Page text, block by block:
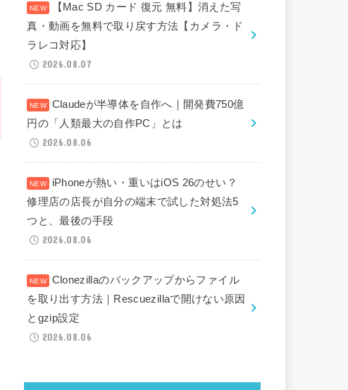
【Mac SD カード 復元 無料】消えた写
真・動画を無料で取り戻す方法【カメラ・ド
ラレコ対応】
2026.08.07
Claudeが半導体を自作へ｜開発費750億
円の「人類最大の自作PC」とは
2026.08.06
iPhoneが熱い・重いはiOS 26のせい？
修理店の店長が自分の端末で試した対処法5
つと、最後の手段
2026.08.06
Clonezillaのバックアップからファイル
を取り出す方法｜Rescuezillaで開けない原因
とgzip設定
2026.08.06